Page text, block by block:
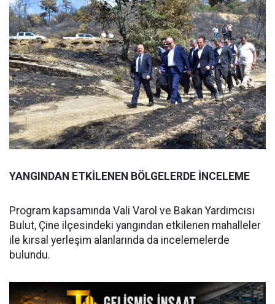
YANGINDAN ETKİLENEN BÖLGELERDE İNCELEME
Program kapsamında Vali Varol ve Bakan Yardımcısı
Bulut, Çine ilçesindeki yangından etkilenen mahalleler
ile kırsal yerleşim alanlarında da incelemelerde
bulundu.